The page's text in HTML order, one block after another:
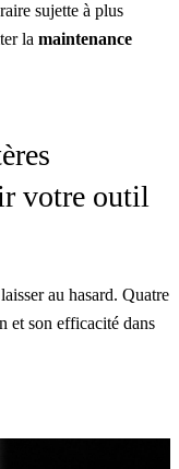
sujette à plus
la maintenance
votre outil
au hasard. Quatre
et son efficacité dans